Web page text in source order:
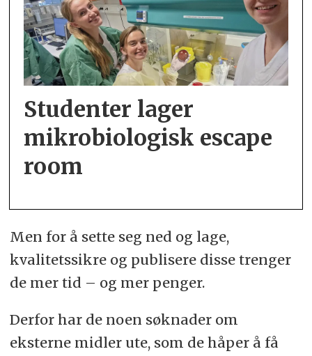
Studenter lager
mikrobiologisk escape
room
Men for å sette seg ned og lage,
kvalitetssikre og publisere disse trenger
de mer tid – og mer penger.
Derfor har de noen søknader om
eksterne midler ute, som de håper å få